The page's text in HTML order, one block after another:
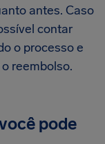
antes. Caso
contar
o processo e
reembolso.
pode